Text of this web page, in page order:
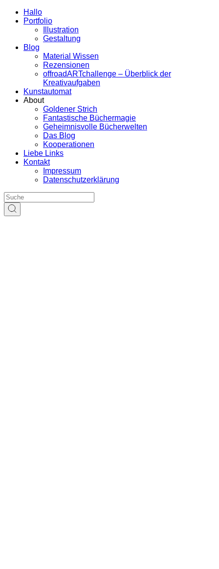
Hallo
Portfolio
Illustration
Gestaltung
Blog
Material Wissen
Rezensionen
offroadARTchallenge – Überblick der
Kreativaufgaben
Kunstautomat
About
Goldener Strich
Fantastische Büchermagie
Geheimnisvolle Bücherwelten
Das Blog
Kooperationen
Liebe Links
Kontakt
Impressum
Datenschutzerklärung